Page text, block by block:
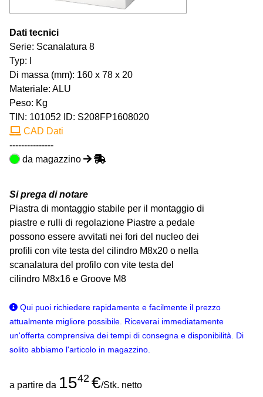
Dati tecnici
Serie: Scanalatura 8
Typ: I
Di massa (mm): 160 x 78 x 20
Materiale: ALU
Peso: Kg
TIN: 101052 ID: S208FP1608020
CAD Dati
---------------
da magazzino
Si prega di notare
Piastra di montaggio stabile per il montaggio di
piastre e rulli di regolazione Piastre a pedale
possono essere avvitati nei fori del nucleo dei
profili con vite testa del cilindro M8x20 o nella
scanalatura del profilo con vite testa del
cilindro M8x16 e Groove M8
Qui puoi richiedere rapidamente e facilmente il prezzo
attualmente migliore possibile. Riceverai immediatamente
un'offerta comprensiva dei tempi di consegna e disponibilità. Di
solito abbiamo l'articolo in magazzino.
a partire da 1542 €/Stk. netto